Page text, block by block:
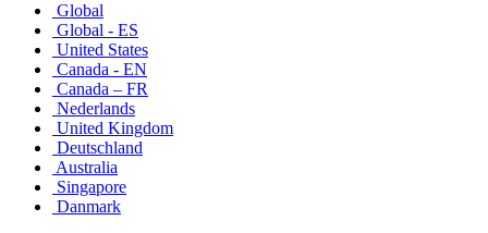
Global
Global - ES
United States
Canada - EN
Canada – FR
Nederlands
United Kingdom
Deutschland
Australia
Singapore
Danmark